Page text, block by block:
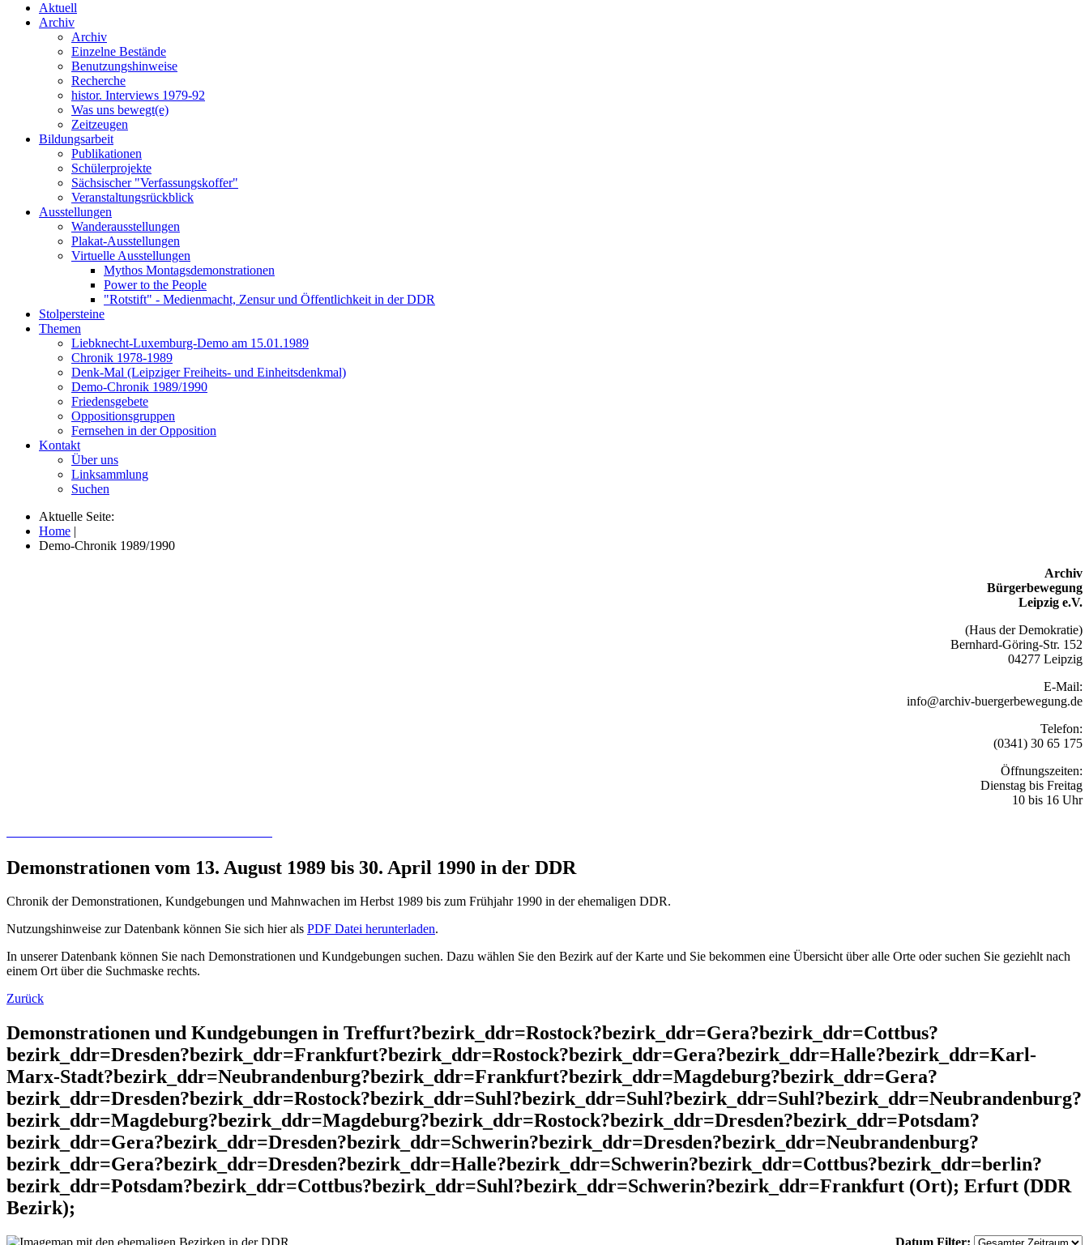
Aktuell
Archiv
Archiv
Einzelne Bestände
Benutzungshinweise
Recherche
histor. Interviews 1979-92
Was uns bewegt(e)
Zeitzeugen
Bildungsarbeit
Publikationen
Schülerprojekte
Sächsischer "Verfassungskoffer"
Veranstaltungsrückblick
Ausstellungen
Wanderausstellungen
Plakat-Ausstellungen
Virtuelle Ausstellungen
Mythos Montagsdemonstrationen
Power to the People
"Rotstift" - Medienmacht, Zensur und Öffentlichkeit in der DDR
Stolpersteine
Themen
Liebknecht-Luxemburg-Demo am 15.01.1989
Chronik 1978-1989
Denk-Mal (Leipziger Freiheits- und Einheitsdenkmal)
Demo-Chronik 1989/1990
Friedensgebete
Oppositionsgruppen
Fernsehen in der Opposition
Kontakt
Über uns
Linksammlung
Suchen
Aktuelle Seite:
Home |
Demo-Chronik 1989/1990
Archiv
Bürgerbewegung
Leipzig e.V.
(Haus der Demokratie)
Bernhard-Göring-Str. 152
04277 Leipzig
E-Mail:
info@archiv-buergerbewegung.de
Telefon:
(0341) 30 65 175
Öffnungszeiten:
Dienstag bis Freitag
10 bis 16 Uhr
Demonstrationen vom 13. August 1989 bis 30. April 1990 in der DDR
Chronik der Demonstrationen, Kundgebungen und Mahnwachen im Herbst 1989 bis zum Frühjahr 1990 in der ehemaligen DDR.
Nutzungshinweise zur Datenbank können Sie sich hier als PDF Datei herunterladen.
In unserer Datenbank können Sie nach Demonstrationen und Kundgebungen suchen. Dazu wählen Sie den Bezirk auf der Karte und Sie bekommen eine Übersicht über alle Orte oder suchen Sie geziehlt nach
einem Ort über die Suchmaske rechts.
Zurück
Demonstrationen und Kundgebungen in Treffurt?bezirk_ddr=Rostock?bezirk_ddr=Gera?bezirk_ddr=Cottbus?
bezirk_ddr=Dresden?bezirk_ddr=Frankfurt?bezirk_ddr=Rostock?bezirk_ddr=Gera?bezirk_ddr=Halle?bezirk_ddr=Karl-
Marx-Stadt?bezirk_ddr=Neubrandenburg?bezirk_ddr=Frankfurt?bezirk_ddr=Magdeburg?bezirk_ddr=Gera?
bezirk_ddr=Dresden?bezirk_ddr=Rostock?bezirk_ddr=Suhl?bezirk_ddr=Suhl?bezirk_ddr=Suhl?bezirk_ddr=Neubrandenburg?
bezirk_ddr=Magdeburg?bezirk_ddr=Magdeburg?bezirk_ddr=Rostock?bezirk_ddr=Dresden?bezirk_ddr=Potsdam?
bezirk_ddr=Gera?bezirk_ddr=Dresden?bezirk_ddr=Schwerin?bezirk_ddr=Dresden?bezirk_ddr=Neubrandenburg?
bezirk_ddr=Gera?bezirk_ddr=Dresden?bezirk_ddr=Halle?bezirk_ddr=Schwerin?bezirk_ddr=Cottbus?bezirk_ddr=berlin?
bezirk_ddr=Potsdam?bezirk_ddr=Cottbus?bezirk_ddr=Suhl?bezirk_ddr=Schwerin?bezirk_ddr=Frankfurt (Ort); Erfurt (DDR
Bezirk);